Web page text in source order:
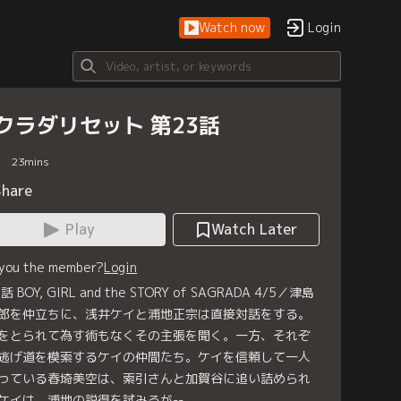
Watch now Login
ラダリセット 第23話
23mins
Play
Watch Later
the member?Login
BOY, GIRL and the STORY of SAGRADA 4/5／津島
を仲立ちに、浅井ケイと浦地正宗は直接対話をする。
とられて為す術もなくその主張を聞く。一方、それぞ
げ道を模索するケイの仲間たち。ケイを信頼して一人
ている春埼美空は、索引さんと加賀谷に追い詰められ